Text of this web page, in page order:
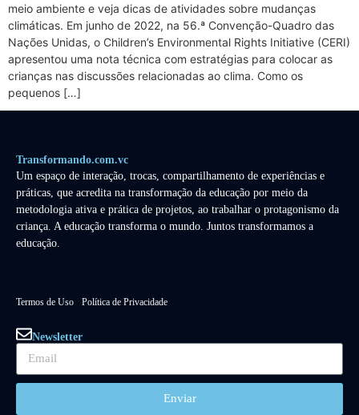
meio ambiente e veja dicas de atividades sobre mudanças
climáticas. Em junho de 2022, na 56.ª Convenção-Quadro das
Nações Unidas, o Children’s Environmental Rights Initiative (CERI)
apresentou uma nota técnica com estratégias para colocar as
crianças nas discussões relacionadas ao clima. Como os
pequenos […]
Transformando.com.vc
Um espaço de interação, trocas, compartilhamento de experiências e
práticas, que acredita na transformação da educação por meio da
metodologia ativa e prática de projetos, ao trabalhar o protagonismo da
criança. A educação transforma o mundo. Juntos transformamos a
educação.
Termos de Uso Política de Privacidade
Newsletter
Enviar